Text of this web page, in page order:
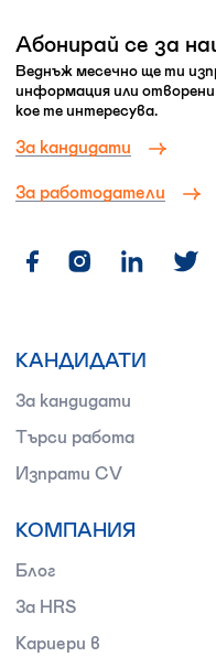
Абонирай се за
Веднъж месечно ще ти
информация или
кое те интересува.
За кандидати
За работодатели
КАНДИДАТИ
За кандидати
Търси работа
Изпрати CV
КОМПАНИЯ
Блог
За HRS
Кариери в